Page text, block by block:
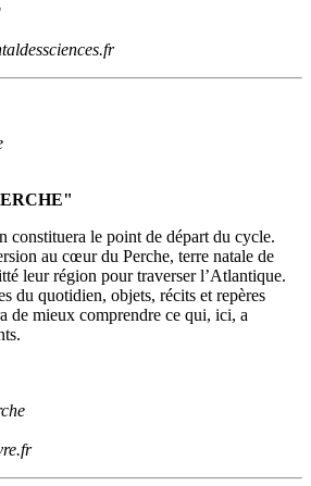
constituera le point de départ du cycle.
au cœur du Perche, terre natale de
leur région pour traverser l’Atlantique.
du quotidien, objets, récits et repères
de mieux comprendre ce qui, ici, a